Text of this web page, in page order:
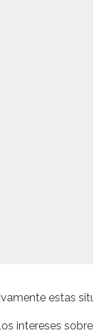
estas
intereses